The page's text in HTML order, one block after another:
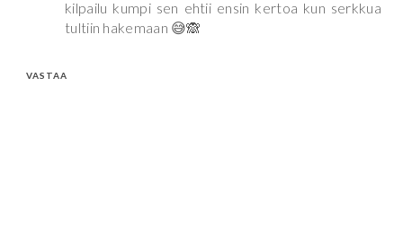
kilpailu kumpi sen ehtii ensin kertoa kun serkkua
tultiin hakemaan 😅🙈
VASTAA